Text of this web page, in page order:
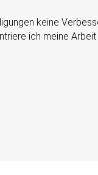
keine
ich meine